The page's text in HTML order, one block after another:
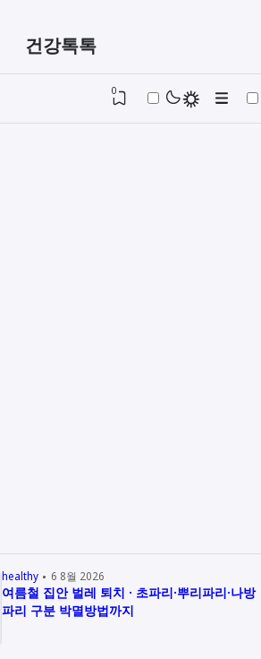
건강톡톡
0
healthy 6 8월 2026
여름철 집안 벌레 퇴치 · 초파리·뿌리파리·나방
파리 구분 박멸방법까지